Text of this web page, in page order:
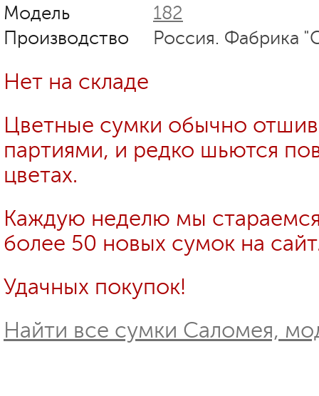
Модель
182
Производство
Россия. Фабрика
Нет на складе
Цветные сумки обычно
партиями, и редко шьются
цветах.
Каждую неделю мы
более 50 новых сумок на
Удачных покупок!
Найти все сумки Саломея,